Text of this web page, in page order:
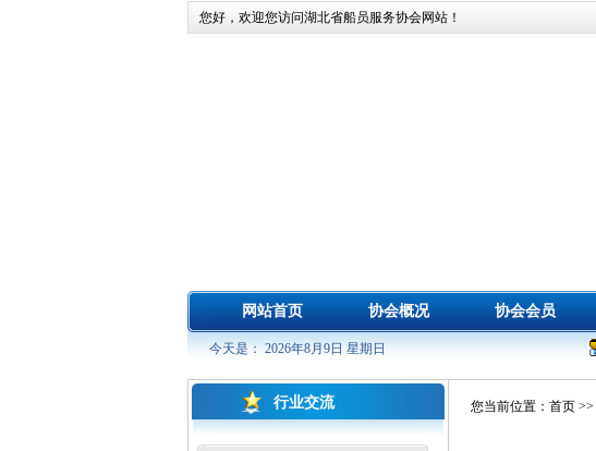
您好，欢迎您访问湖北省船员服务协会网站！
网站首页 协会概况 协会会员
今天是： 2026年8月9日 星期日
行业交流 您当前位置： 首页 >>